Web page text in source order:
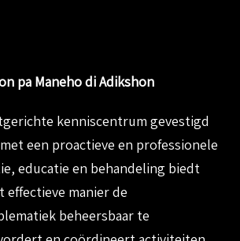
pa Maneho di Adikshon
kenniscentrum gevestigd
een proactieve en professionele
educatie en behandeling biedt
effectieve manier de
beheersbaar te